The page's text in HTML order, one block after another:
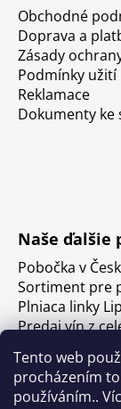
Tento web
procházením
používáním..
Obchodné
Doprava a
Zásady
Podmínky užití
Reklamace
Dokumenty ke
Naše ďalšie
Pobočka v
Sortiment pre
Plniaca linky
Predaj vín z